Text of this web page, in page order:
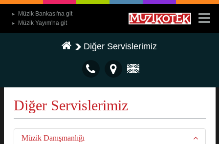
➤ Müzik Bankası'na git
➤ Müzik Yayım'na git
Diğer Servislerimiz
Diğer Servislerimiz
Müzik Danışmanlığı